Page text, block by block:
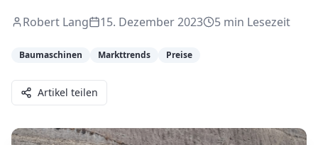
Robert Lang 15. Dezember 2023 5 min Lesezeit
Baumaschinen Markttrends Preise
Artikel teilen